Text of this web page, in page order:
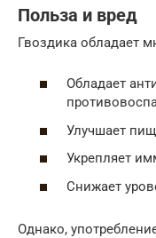
Польза и вред
Гвоздика обладает
Обладает
Улучшает
Укрепляет
Снижает
Однако,